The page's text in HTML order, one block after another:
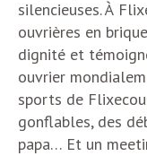
silencieuses. À
ouvrières en
dignité et
ouvrier
sports de
gonflables, des
papa… Et un